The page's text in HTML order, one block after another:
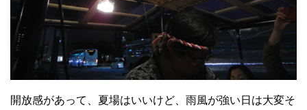
開放感があって、夏場はいいけど、雨風が強い日は大変そ